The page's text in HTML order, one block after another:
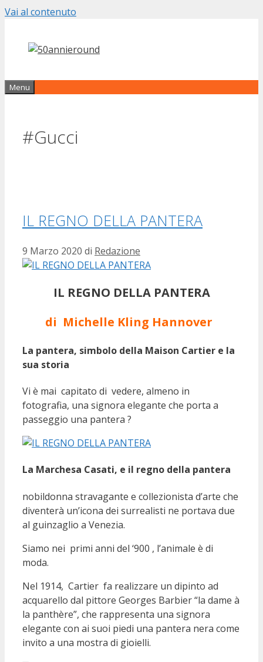
Vai al contenuto
Menu
#Gucci
IL REGNO DELLA PANTERA
9 Marzo 2020 di Redazione
IL REGNO DELLA PANTERA
di Michelle Kling Hannover
La pantera, simbolo della Maison Cartier e la
sua storia
Vi è mai capitato di vedere, almeno in
fotografia, una signora elegante che porta a
passeggio una pantera ?
La Marchesa Casati, e il regno della pantera
nobildonna stravagante e collezionista d’arte che
diventerà un’icona dei surrealisti ne portava due
al guinzaglio a Venezia.
Siamo nei primi anni del ‘900 , l’animale è di
moda.
Nel 1914, Cartier fa realizzare un dipinto ad
acquarello dal pittore Georges Barbier “la dame à
la panthère”, che rappresenta una signora
elegante con ai suoi piedi una pantera nera come
invito a una mostra di gioielli.